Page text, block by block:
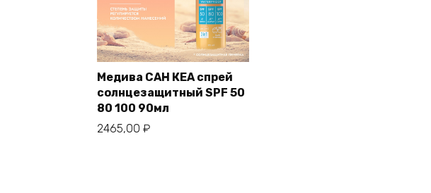
Медива САН КЕА спрей
солнцезащитный SPF 50
80 100 90мл
2465,00 ₽